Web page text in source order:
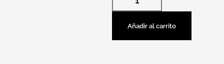
Añadir al carrito